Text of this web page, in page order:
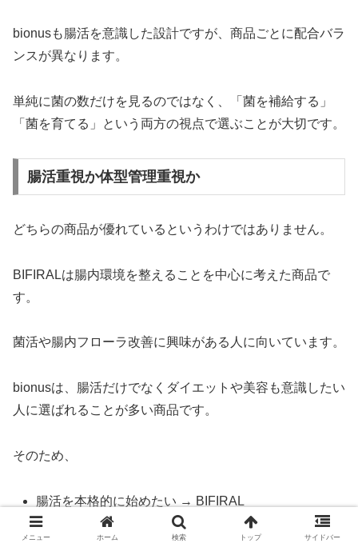
bionusも腸活を意識した設計ですが、商品ごとに配合バラ
ンスが異なります。
単純に菌の数だけを見るのではなく、「菌を補給する」
「菌を育てる」という両方の視点で選ぶことが大切です。
腸活重視か体型管理重視か
どちらの商品が優れているというわけではありません。
BIFIRALは腸内環境を整えることを中心に考えた商品で
す。
菌活や腸内フローラ改善に興味がある人に向いています。
bionusは、腸活だけでなくダイエットや美容も意識したい
人に選ばれることが多い商品です。
そのため、
腸活を本格的に始めたい → BIFIRAL
ダイエット中の腸活を重視したい → bionus
メニュー ホーム 検索 トップ サイドバー